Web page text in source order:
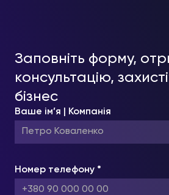
Заповніть форму,
консультацію,
бізнес
Ваше ім’я | Компанія
Номер телефону *